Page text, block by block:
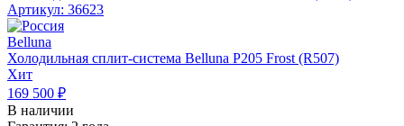
Артикул: 36623
Belluna
Холодильная сплит-система Belluna P205 Frost (R507)
Хит
169 500 ₽
В наличии